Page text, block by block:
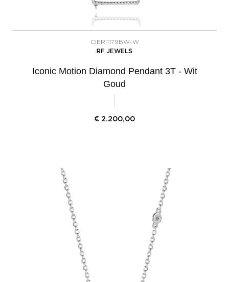
CIERI1179BW-W
RF JEWELS
Iconic Motion Diamond Pendant 3T - Wit
Goud
€ 2.200,00